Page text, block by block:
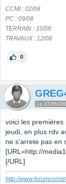
CCMI : 02/08
PC : 09/08
TERRAIN : 10/08
TRAVAUX : 12/08
0
Le 27/05/
voici les
jeudi, en plus rdv
ne s'arrete pas en
[URL=http://
[/URL]
http://